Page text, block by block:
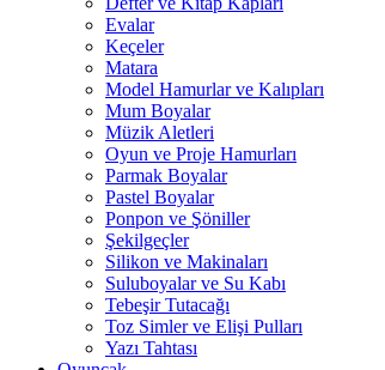
Evalar
Keçeler
Matara
Model Hamurlar ve Kalıpları
Mum Boyalar
Müzik Aletleri
Oyun ve Proje Hamurları
Parmak Boyalar
Pastel Boyalar
Ponpon ve Şöniller
Şekilgeçler
Silikon ve Makinaları
Suluboyalar ve Su Kabı
Tebeşir Tutacağı
Toz Simler ve Elişi Pulları
Yazı Tahtası